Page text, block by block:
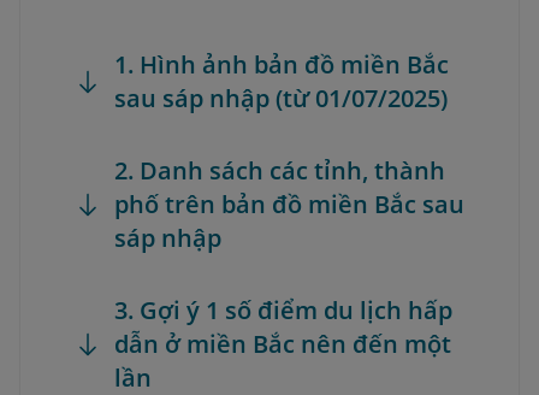
1. Hình ảnh bản đồ miền Bắc
sau sáp nhập (từ 01/07/2025)
2. Danh sách các tỉnh, thành
phố trên bản đồ miền Bắc sau
sáp nhập
3. Gợi ý 1 số điểm du lịch hấp
dẫn ở miền Bắc nên đến một
lần